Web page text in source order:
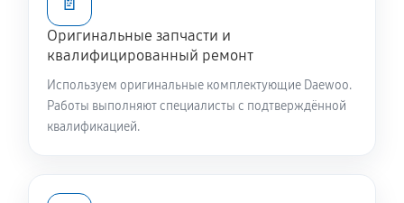
Замена/Pемонт стартера
470 руб 60 минут
Замена расходных материалов карбюратора
650 руб
Оригинальные запчасти и
квалифицированный ремонт
Используем оригинальные комплектующие Daewoo.
Работы выполняют специалисты с подтверждённой
квалификацией.